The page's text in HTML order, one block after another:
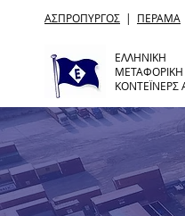
ΑΣΠΡΟΠΥΡΓΟΣ | ΠΕΡΑΜΑ
ΕΛΛΗΝΙΚΗ
ΜΕΤΑΦΟΡΙΚΗ
ΚΟΝΤΕΪΝΕΡΣ